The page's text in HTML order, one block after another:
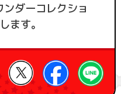
ンダーコレクショ
ます。